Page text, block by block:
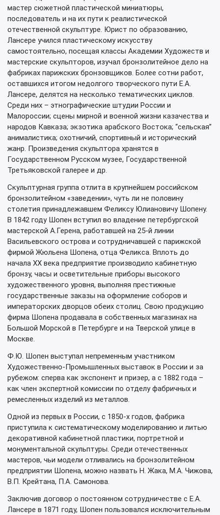
мастер сюжетной пластической миниатюры,
последователь и на их пути к реалистической
отечественной скульптуре. Юрист по образованию,
Лансере учился пластическому искусству
самостоятельно, посещая классы Академии Художеств и
мастерские скульпторов, изучал бронзолитейное дело на
фабриках парижских бронзовщиков. Более сотни работ,
оставшихся итогом недолгого творческого пути Е.А.
Лансере, делятся на несколько тематических циклов.
Среди них – этнографические штудии России и
Малороссии; сцены мирной и военной жизни казачества и
народов Кавказа; экзотика арабского Востока; “сельская”
анималистика; охотничий, спортивный и исторический
жанр. Произведения скульптора хранятся в
Государственном Русском музее, Государственной
Третьяковской галерее и др.
Скульптурная группа отлита в крупнейшем российском
бронзолитейном «заведении», чуть ли не половину
столетия принадлежавшем Феликсу Юлиановичу Шопену.
В 1842 году Шопен вступил во владение петербургской
мастерской А.Герена, работавшей на 25-й линии
Васильевского острова и сотрудничавшей с парижской
фирмой Жюльена Шопена, отца Феликса. Вплоть до
начала XX века предприятие производило кабинетную
бронзу, часы и осветительные приборы высокого
художественного уровня, выполняя престижные
государственные заказы на оформление соборов и
императорских дворцов обеих столиц. Свою продукцию
фирма Шопена продавала в собственных магазинах на
Большой Морской в Петербурге и на Тверской улице в
Москве.
Ф.Ю. Шопен выступал непременным участником
Художественно-Промышленных выставок в России и за
рубежом: сперва как экспонент и призер, а с 1882 года –
как член экспертной комиссии по отделу фабричных и
ремесленных изделий из металлов.
Одной из первых в России, с 1850-х годов, фабрика
приступила к систематическому моделированию и литью
декоративной кабинетной пластики, портретной и
монументальной скульптуры. Среди отечественных
мастеров, чьи модели отливались на бронзолитейном
предприятии Шопена, можно назвать Н. Жака, М.А. Чижова,
В.П. Крейтана, П.А. Самонова.
Заключив договор о постоянном сотрудничестве с Е.А.
Лансере в 1871 году, Шопен пользовался исключительным